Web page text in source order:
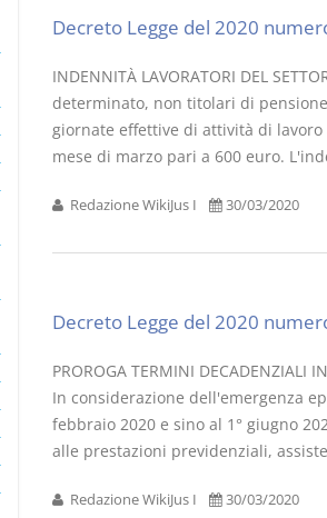
Decreto Legge del 2020
INDENNITÀ LAVORATORI DEL
determinato, non titolari di
giornate effettive di attività di
mese di marzo pari a 600 euro.
Redazione WikiJus I 30/03/2020
Decreto Legge del 2020
PROROGA TERMINI DECADENZIALI
In considerazione dell'emergenza
febbraio 2020 e sino al 1° giugno
alle prestazioni previdenziali,
Redazione WikiJus I 30/03/2020